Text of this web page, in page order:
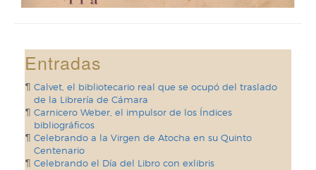
Entradas
Calvet, el bibliotecario real que se ocupó del traslado
de la Librería de Cámara
Carnicero Weber, el impulsor de los Índices
bibliográficos
Celebrando a la Virgen de Atocha en su Quinto
Centenario
Celebrando el Día del Libro con exlibris